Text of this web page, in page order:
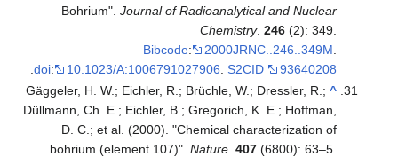
Bohrium".Journal of Radioanalytical and Nuclear
Chemistry.246 (2): 349.
Bibcode: 2000JRNC..246..349M.
doi: 10.1023/A:1006791027906.S2CID 93640208
.
^
Gäggeler, H. W.; Eichler, R.; Brüchle, W.; Dressler, R.;
Düllmann, Ch. E.; Eichler, B.; Gregorich, K. E.; Hoffman,
D. C.; et al. (2000). "Chemical characterization of
bohrium (element 107)".Nature .407 (6800): 63–5.